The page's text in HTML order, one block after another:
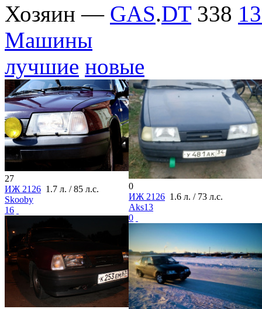
Хозяин — GAS.DT 338
Машины
лучшие новые
27
ИЖ 2126 1.7 л. / 85 л.с.
Skooby
16
0
ИЖ 2126 1.6 л. / 73 л.с.
Aks13
0